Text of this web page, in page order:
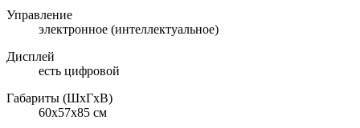
Управление
электронное (интеллектуальное)
Дисплей
есть цифровой
Габариты (ШxГxВ)
60x57x85 см